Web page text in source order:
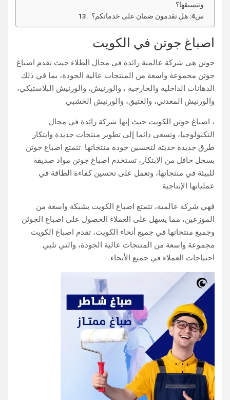
وتنسيقها؟
س4: هل تقدمون ضمان على خدماتكم؟
اصباغ جوتن في الكويت
جوتن هي شركة عالمية رائدة في مجال الطلاء حيث تقدم اصباغ
جوتن مجموعة واسعة من المنتجات عالية الجودة، بما في ذلك
الدهانات الداخلية والخارجية ، والورنيش، والورنيش البلاستيكي،
والورنيش المعدني، والعتيق، والورنيش الخشبي
، اصباغ جوتن الكويت حيث إنها شركة رائدة في مجال
التكنولوجيا، وتسعى دائما إلى تطوير منتجات جديدة وابتكار
طرق جديدة حديثة لتحسين جودة منتجاتها تتمتع اصباغ جوتن
بسجل حافل من الابتكار، تستخدم اصباغ جوتن مواد صديقة
للبيئة في منتجاتها، وتعمل على تحسين كفاءة الطاقة في
عملياتها الإنتاجية
فهي شركة عالمية، تتمتع اصباغ الكويت بشبكة واسعة من
الموزعين، مما يسهل على العملاء الحصول على اصباغ الجوثن
وجميع منتجاتها في جميع أنحاء الكويت، تقدم اصباغ الكويت
مجموعة واسعة من المنتجات عالية الجودة، والتي تلبي
احتياجات العملاء في جميع الأنحاء.